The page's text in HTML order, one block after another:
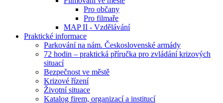
Pro občany
Pro filmaře
MAP II - Vzdělávání
Praktické informace
Parkování na nám. Československé armády
72 hodin – praktická příručka pro zvládání krizových
situací
Bezpečnost ve městě
Krizové řízení
Životní situace
Katalog firem, organizací a institucí